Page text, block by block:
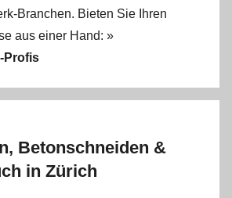
Branchen. Bieten Sie Ihren
aus einer Hand: »
Profis
Betonschneiden &
in Zürich